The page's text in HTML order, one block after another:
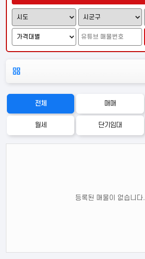
전체 매매
월세 단기임대
등록된 매물이 없습니다.
위치 및 주변시설
영화관